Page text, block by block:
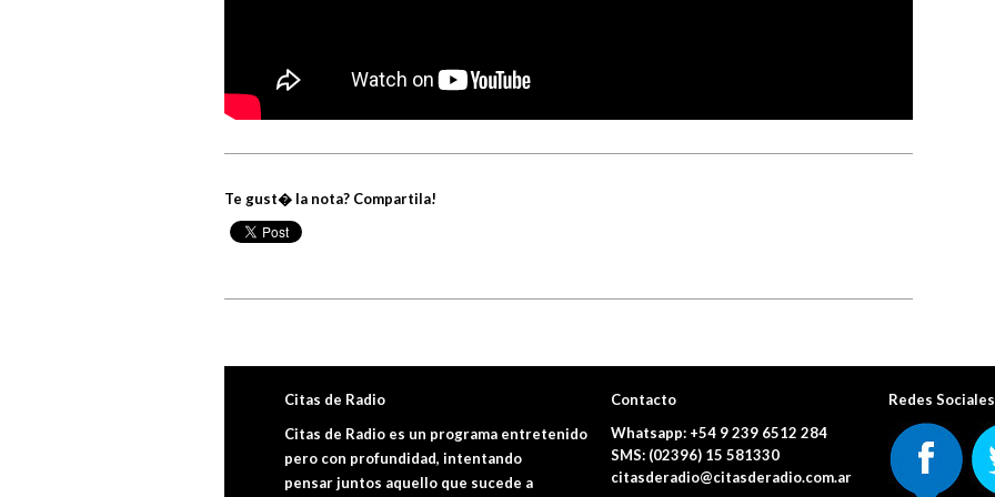
Te gust� la nota? Compartila!
Citas de Radio
Citas de Radio es un programa entretenido
pero con profundidad, intentando
pensar juntos aquello que sucede a
Contacto
Whatsapp: +54 9 239 6512 284
SMS: (02396) 15 581330
citasderadio@citasderadio.com.ar
Redes Sociales